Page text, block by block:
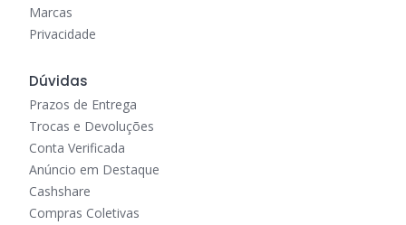
Marcas
Privacidade
Dúvidas
Prazos de Entrega
Trocas e Devoluções
Conta Verificada
Anúncio em Destaque
Cashshare
Compras Coletivas